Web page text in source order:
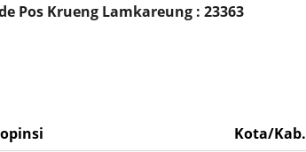
Pos Krueng Lamkareung : 23363
Kota/Kab.